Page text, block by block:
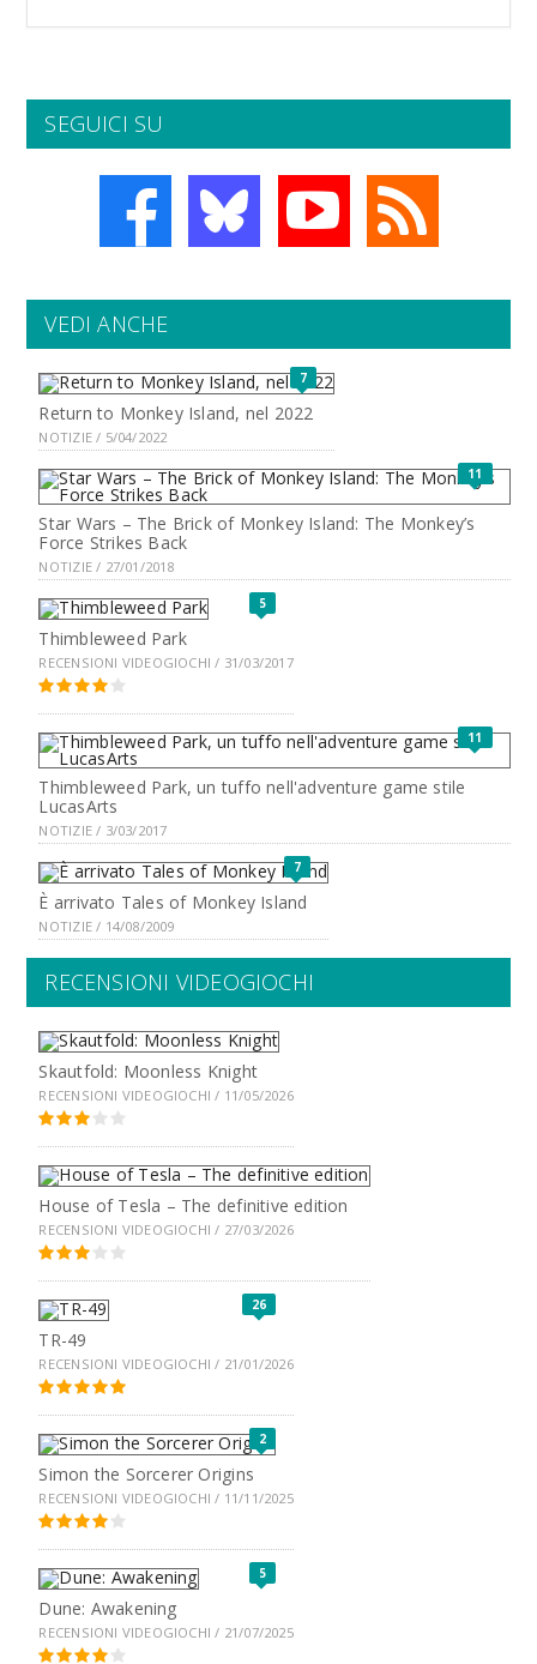
SEGUICI SU
VEDI ANCHE
7
Return to Monkey Island, nel 2022
NOTIZIE / 5/04/2022
11
Star Wars – The Brick of Monkey Island: The Monkey’s
Force Strikes Back
NOTIZIE / 27/01/2018
5
Thimbleweed Park
RECENSIONI VIDEOGIOCHI / 31/03/2017
11
Thimbleweed Park, un tuffo nell'adventure game stile
LucasArts
NOTIZIE / 3/03/2017
7
È arrivato Tales of Monkey Island
NOTIZIE / 14/08/2009
RECENSIONI VIDEOGIOCHI
Skautfold: Moonless Knight
RECENSIONI VIDEOGIOCHI / 11/05/2026
House of Tesla – The definitive edition
RECENSIONI VIDEOGIOCHI / 27/03/2026
26
TR-49
RECENSIONI VIDEOGIOCHI / 21/01/2026
2
Simon the Sorcerer Origins
RECENSIONI VIDEOGIOCHI / 11/11/2025
5
Dune: Awakening
RECENSIONI VIDEOGIOCHI / 21/07/2025